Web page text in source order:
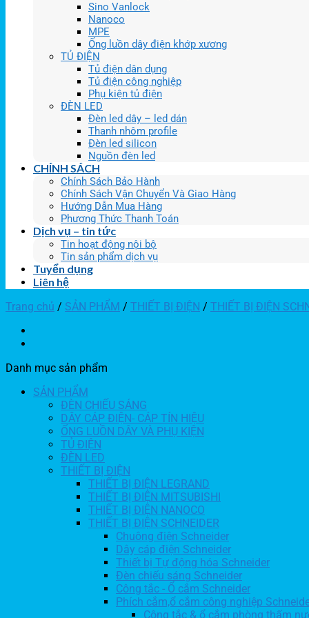
Sino Vanlock
Nanoco
MPE
Ống luồn dây điện khớp xương
TỦ ĐIỆN
Tủ điện dân dụng
Tủ điện công nghiệp
Phụ kiện tủ điện
ĐÈN LED
Đèn led dây – led dán
Thanh nhôm profile
Đèn led silicon
Nguồn đèn led
CHÍNH SÁCH
Chính Sách Bảo Hành
Chính Sách Vận Chuyển Và Giao Hàng
Hướng Dẫn Mua Hàng
Phương Thức Thanh Toán
Dịch vụ – tin tức
Tin hoạt động nội bộ
Tin sản phẩm dịch vụ
Tuyển dụng
Liên hệ
Trang chủ / SẢN PHẨM / THIẾT BỊ ĐIỆN / THIẾT BỊ ĐIỆN
Danh mục sản phẩm
SẢN PHẨM
ĐÈN CHIẾU SÁNG
DÂY CÁP ĐIỆN- CÁP TÍN HIỆU
ỐNG LUỒN DÂY VÀ PHỤ KIỆN
TỦ ĐIỆN
ĐÈN LED
THIẾT BỊ ĐIỆN
THIẾT BỊ ĐIỆN LEGRAND
THIẾT BỊ ĐIỆN MITSUBISHI
THIẾT BỊ ĐIỆN NANOCO
THIẾT BỊ ĐIỆN SCHNEIDER
Chuông điện Schneider
Dây cáp điện Schneider
Thiết bị Tự động hóa Schneider
Đèn chiếu sáng Schneider
Công tắc - Ổ cắm Schneider
Phích cắm,ổ cắm công nghiệp
Công tắc & ổ cắm phòng thấm